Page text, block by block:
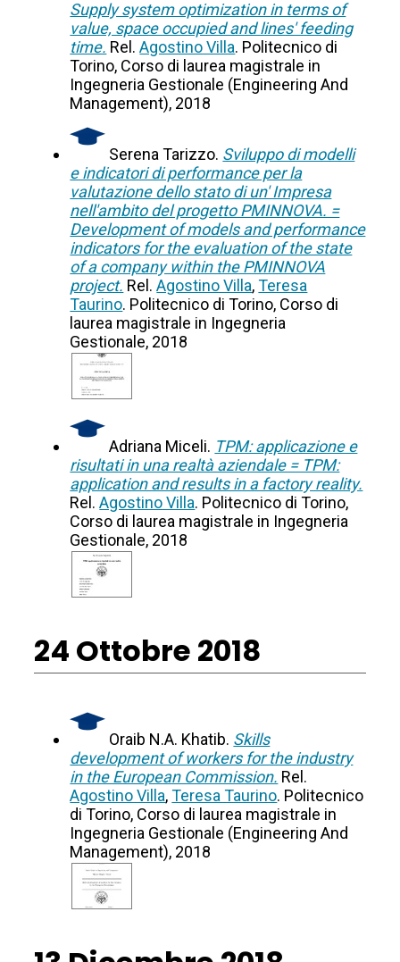
Supply system optimization in terms of
value, space occupied and lines' feeding
time. Rel.Agostino Villa. Politecnico di
Torino, Corso di laurea magistrale in
Ingegneria Gestionale (Engineering And
Management), 2018
Serena Tarizzo. Sviluppo di modelli
e indicatori di performance per la
valutazione dello stato di un' Impresa
nell'ambito del progetto PMINNOVA. =
Development of models and performance
indicators for the evaluation of the state
of a company within the PMINNOVA
project. Rel.Agostino Villa,Teresa
Taurino. Politecnico di Torino, Corso di
laurea magistrale in Ingegneria
Gestionale, 2018
Adriana Miceli. TPM: applicazione e
risultati in una realtà aziendale = TPM:
application and results in a factory reality.
Rel.Agostino Villa. Politecnico di Torino,
Corso di laurea magistrale in Ingegneria
Gestionale, 2018
24 Ottobre 2018
Oraib N.A. Khatib. Skills
development of workers for the industry
in the European Commission. Rel.
Agostino Villa,Teresa Taurino. Politecnico
di Torino, Corso di laurea magistrale in
Ingegneria Gestionale (Engineering And
Management), 2018